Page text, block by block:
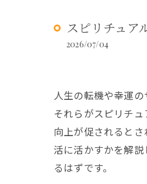
スピリチュア
2026/07/04
人生の転機や幸運
それらがスピリチ
向上が促されると
活に活かすかを解
るはずです。